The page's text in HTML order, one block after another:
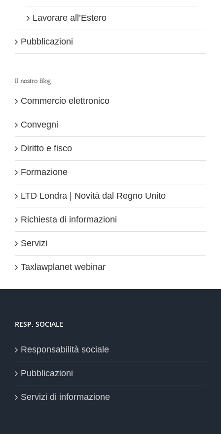
Lavorare all’Estero
Pubblicazioni
Il nostro Blog
Commercio elettronico
Convegni
Diritto e fisco
Formazione
LTD Londra | Novità dal Regno Unito
Richiesta di informazioni
Servizi
Taxlawplanet webinar
RESP. SOCIALE
Responsabilità sociale
Pubblicazioni
Servizi di informazione